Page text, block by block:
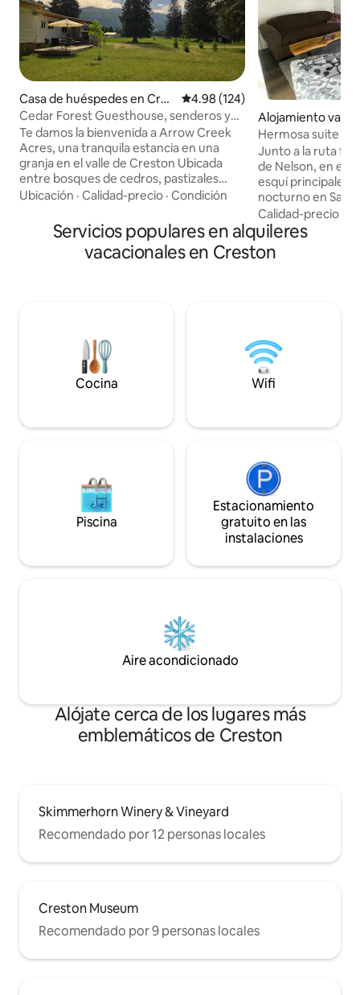
Casa de huéspedes en Cres
ton
Calificación promedio: 4.98 de
4.98 (124)
Cedar Forest Guesthouse, senderos y
estancia en una granja
Te damos la bienvenida a Arrow Creek
Acres, una tranquila estancia en una
granja en el valle de Creston Ubicada
entre bosques de cedros, pastizales
abiertos y vistas a la montaña, nuestra
en nuestra histórica granja familiar de 95
acres, a solo 10 minutos de Creston y a
20 minutos del lago Kootenay. Disfruta
tranquilos senderos de la propiedad
mientras experimentas el encanto de la
Ubicación · Calidad-precio · Condición
Alojamiento
Central Kootenay
Hermosa suite
esquí o la
Junto a la ruta
de Nelson, en el
esquí principales
nocturno en
hermosos lagos
suite tiene
ya que tiene una
un sofá cama de
cálido y las
sentir parte de la
tiene una
Calidad-precio
Servicios populares en alquileres
vacacionales en Creston
Cocina Wifi
Piscina
Estacionamiento
gratuito en las
instalaciones
Aire acondicionado
Alójate cerca de los lugares más
emblemáticos de Creston
Skimmerhorn Winery & Vineyard
Recomendado por 12 personas locales
Creston Museum
Recomendado por 9 personas locales